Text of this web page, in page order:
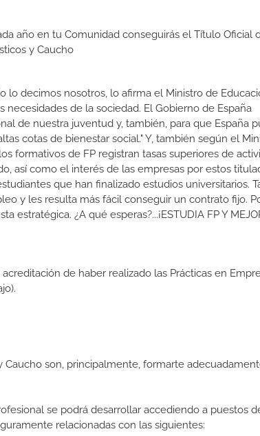
año en tu Comunidad conseguirás el Título Oficial
y Caucho
lo decimos nosotros, lo afirma el Ministro de
necesidades de la sociedad. El Gobierno de España
de nuestra juventud y, también, para que España
cotas de bienestar social." Y, también según el
formativos de FP registran tasas superiores de
así como el interés de las empresas por estos
que han finalizado estudios universitarios.
y les resulta más fácil conseguir un contrato fijo.
¿A qué esperas?...¡ESTUDIA FP Y
de haber realizado las Prácticas en
son, principalmente, formarte
se podrá desarrollar accediendo a puestos
relacionadas con las siguientes: